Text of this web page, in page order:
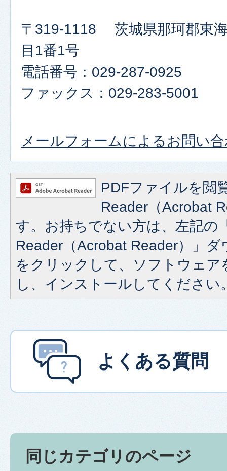
〒319-1118 茨城県那珂郡東
目1番1号
電話番号：029-287-0925
ファックス：029-283-5001
メールフォームによるお問い
PDFファイルを閲
Reader（Acrobat
す。お持ちでない方は、左記の
Reader（Acrobat Reader）」
をクリックして、ソフトウェア
し、インストールしてください
よくある質問
同じカテゴリのページ